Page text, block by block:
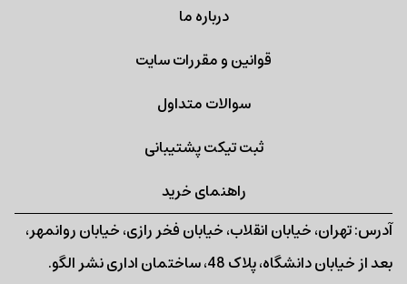
درباره ما
قوانین و مقررات سایت
سوالات متداول
ثبت تیکت پشتیبانی
راهنمای خرید
آدرس: تهران، خیابان انقلاب، خیابان فخر رازی، خیابان روانمهر،
بعد از خیابان دانشگاه، پلاک 48، ساختمان اداری نشر الگو.